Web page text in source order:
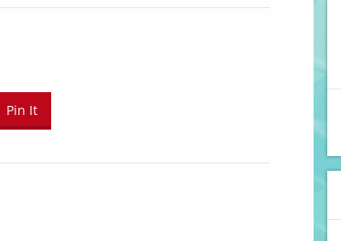
Pin It